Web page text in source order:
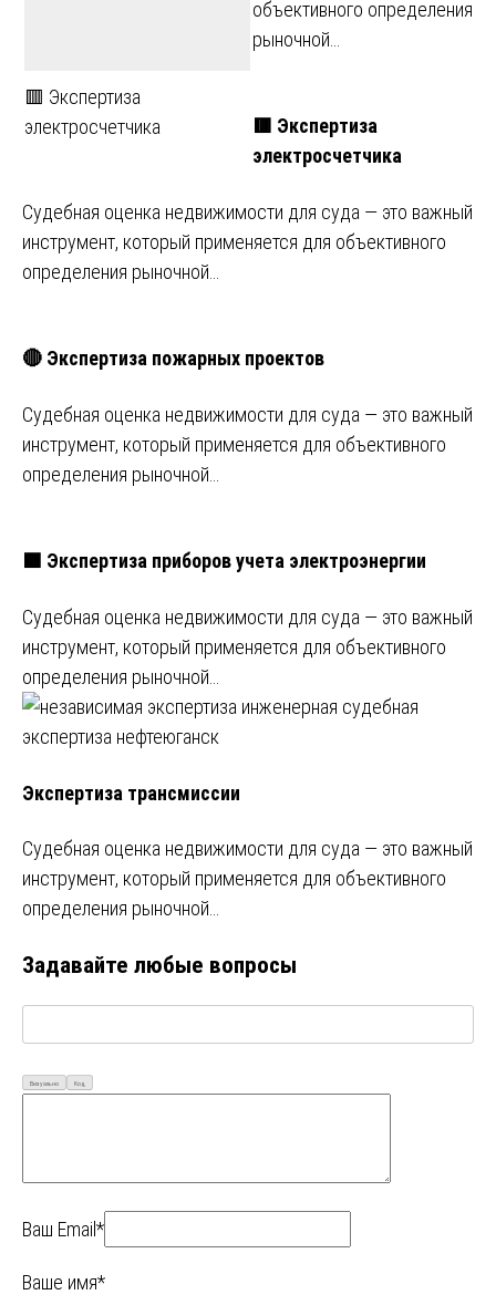
🟥 Экспертиза
электросчетчика
объективного определения
рыночной…
🟥 Экспертиза
электросчетчика
Судебная оценка недвижимости для суда — это важный
инструмент, который применяется для объективного
определения рыночной…
🔴 Экспертиза пожарных проектов
Судебная оценка недвижимости для суда — это важный
инструмент, который применяется для объективного
определения рыночной…
🟩 Экспертиза приборов учета электроэнергии
Судебная оценка недвижимости для суда — это важный
инструмент, который применяется для объективного
определения рыночной…
Экспертиза трансмиссии
Судебная оценка недвижимости для суда — это важный
инструмент, который применяется для объективного
определения рыночной…
Задавайте любые вопросы
Визуально Код
Ваш Email*
Ваше имя*